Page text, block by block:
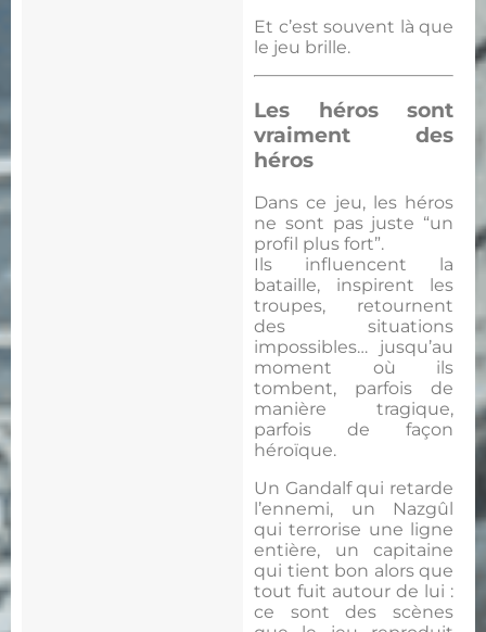
Et c’est souvent là que
le jeu brille.
Les héros sont
vraiment des
héros
Dans ce jeu, les héros
ne sont pas juste “un
profil plus fort”.
Ils influencent la
bataille, inspirent les
troupes, retournent
des situations
impossibles… jusqu’au
moment où ils
tombent, parfois de
manière tragique,
parfois de façon
héroïque.
Un Gandalf qui retarde
l’ennemi, un Nazgûl
qui terrorise une ligne
entière, un capitaine
qui tient bon alors que
tout fuit autour de lui :
ce sont des scènes